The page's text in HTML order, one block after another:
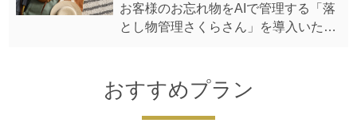
接販売を一時停止します。
トラブル回避のためにも、ホテルビス
お客様のお忘れ物をAIで管理する「落
とし物管理さくらさん」を導入いたし
されている遺失物の中から、お客様の
お忘れ物の所在をお問い合わせいただ
けます。
おすすめプラン